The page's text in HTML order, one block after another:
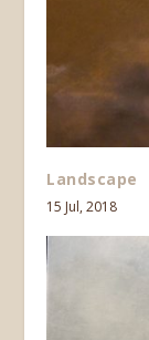
Landscape
15 Jul, 2018